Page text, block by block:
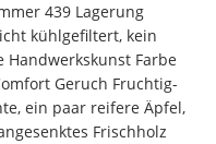
439 Lagerung
kühlgefiltert, kein
Handwerkskunst Farbe
Geruch Fruchtig-
ein paar reifere Äpfel,
Frischholz